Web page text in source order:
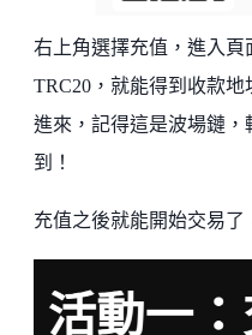
右上角選擇充值，進入
TRC20，就能得到收款
進來，記得這是波場鏈，
到！
充值之後就能開始交易